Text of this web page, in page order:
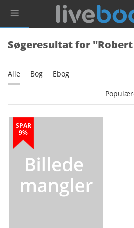
Søgeresultat for
Alle Bog Ebog
SPAR
9%